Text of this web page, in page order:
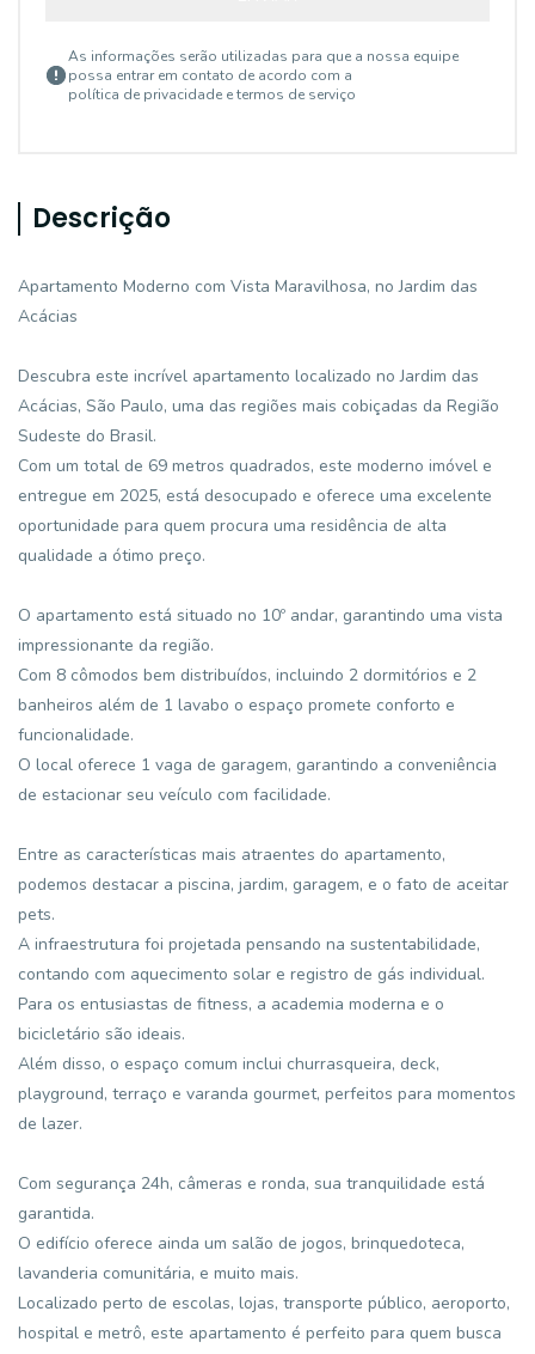
As informações serão utilizadas para que a nossa equipe
possa entrar em contato de acordo com a
política de privacidade e termos de serviço
Descrição
Apartamento Moderno com Vista Maravilhosa, no Jardim das
Acácias
Descubra este incrível apartamento localizado no Jardim das
Acácias, São Paulo, uma das regiões mais cobiçadas da Região
Sudeste do Brasil.
Com um total de 69 metros quadrados, este moderno imóvel e
entregue em 2025, está desocupado e oferece uma excelente
oportunidade para quem procura uma residência de alta
qualidade a ótimo preço.
O apartamento está situado no 10º andar, garantindo uma vista
impressionante da região.
Com 8 cômodos bem distribuídos, incluindo 2 dormitórios e 2
banheiros além de 1 lavabo o espaço promete conforto e
funcionalidade.
O local oferece 1 vaga de garagem, garantindo a conveniência
de estacionar seu veículo com facilidade.
Entre as características mais atraentes do apartamento,
podemos destacar a piscina, jardim, garagem, e o fato de aceitar
pets.
A infraestrutura foi projetada pensando na sustentabilidade,
contando com aquecimento solar e registro de gás individual.
Para os entusiastas de fitness, a academia moderna e o
bicicletário são ideais.
Além disso, o espaço comum inclui churrasqueira, deck,
playground, terraço e varanda gourmet, perfeitos para momentos
de lazer.
Com segurança 24h, câmeras e ronda, sua tranquilidade está
garantida.
O edifício oferece ainda um salão de jogos, brinquedoteca,
lavanderia comunitária, e muito mais.
Localizado perto de escolas, lojas, transporte público, aeroporto,
hospital e metrô, este apartamento é perfeito para quem busca